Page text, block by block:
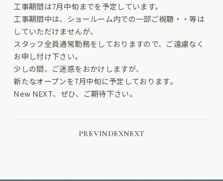
工事期間は7月中旬までを予定しています。
工事期間中は、ショールーム内での一部ご視聴・・等は
していただけませんが、
スタッフ全員通常勤務をしておりますので、ご遠慮なく
お申し付け下さい。
少しの間、ご迷惑をおかけしますが、
新たなオープンを7月中旬に予定しております。
New NEXT、ぜひ、ご期待下さい。
PREVINDEXNEXT